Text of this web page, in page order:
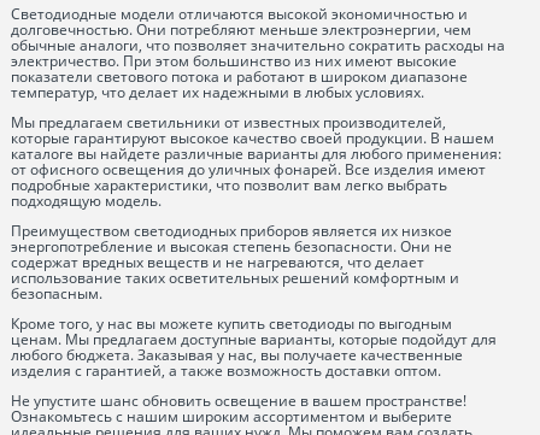
Светодиодные модели отличаются высокой экономичностью и
долговечностью. Они потребляют меньше электроэнергии, чем
обычные аналоги, что позволяет значительно сократить расходы на
электричество. При этом большинство из них имеют высокие
показатели светового потока и работают в широком диапазоне
температур, что делает их надежными в любых условиях.
Мы предлагаем светильники от известных производителей,
которые гарантируют высокое качество своей продукции. В нашем
каталоге вы найдете различные варианты для любого применения:
от офисного освещения до уличных фонарей. Все изделия имеют
подробные характеристики, что позволит вам легко выбрать
подходящую модель.
Преимуществом светодиодных приборов является их низкое
энергопотребление и высокая степень безопасности. Они не
содержат вредных веществ и не нагреваются, что делает
использование таких осветительных решений комфортным и
безопасным.
Кроме того, у нас вы можете купить светодиоды по выгодным
ценам. Мы предлагаем доступные варианты, которые подойдут для
любого бюджета. Заказывая у нас, вы получаете качественные
изделия с гарантией, а также возможность доставки оптом.
Не упустите шанс обновить освещение в вашем пространстве!
Ознакомьтесь с нашим широким ассортиментом и выберите